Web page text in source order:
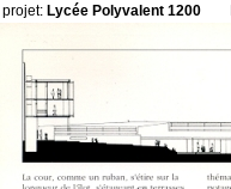
projet: Lycée Polyvalent 1200